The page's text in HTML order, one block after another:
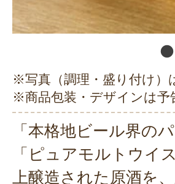
※写真（調理・盛り付け）
※商品包装・デザインは予
「本格地ビール界の
「ピュアモルトウイ
上醸造された原酒を